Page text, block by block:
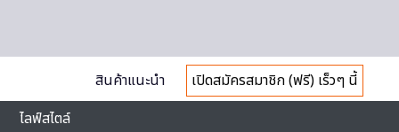
สินค้าแนะนำ
เปิดสมัครสมาชิก (ฟรี) เร็วๆ นี้
ไลฟ์สไตล์